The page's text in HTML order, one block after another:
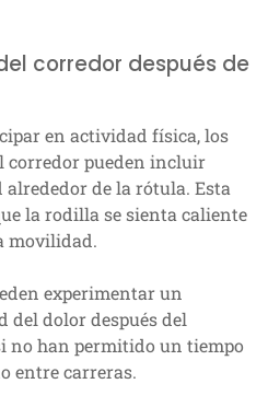
corredor después de
en actividad física, los
corredor pueden incluir
de la rótula. Esta
la rodilla se sienta caliente
movilidad.
experimentar un
del dolor después del
no han permitido un tiempo
entre carreras.